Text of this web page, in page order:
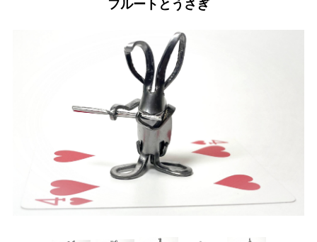
フルートとうさぎ